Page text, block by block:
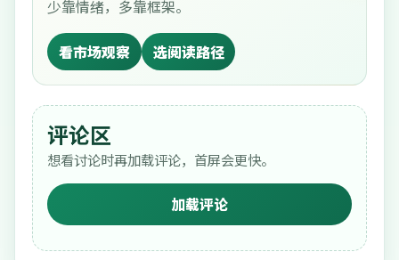
少靠情绪，多靠框架。
看市场观察 选阅读路径
评论区
想看讨论时再加载评论，首屏会更快。
加载评论